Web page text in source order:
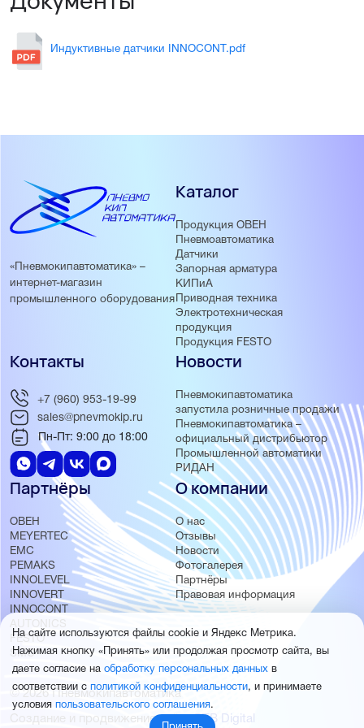
Бесконтактное обнаружение металлических объектов
Дистанция срабатывания 10 мм
Выход PNP NO для простого подключения
Корпус M30 с удобным монтажом
Индуктивные датчики INNOCONT.pdf
«Пневмокипавтоматика» –
интернет-магазин
промышленного оборудования
Каталог
Продукция ОВЕН
Пневмоавтоматика
Датчики
Запорная арматура
КИПиА
Приводная техника
Электротехническая
продукция
Продукция FESTO
Новости
Пневмокипавтоматика
запустила розничные продажи
Пневмокипавтоматика –
официальный дистрибьютор
Промышленной автоматики
РИДАН
Партнёры
ОВЕН
MEYERTEC
EMC
PEMAKS
INNOLEVEL
INNOVERT
INNOCONT
AUTONICS
FESTO
SMC
О компании
О нас
Отзывы
Новости
Фотогалерея
Партнёры
Правовая информация
Контакты
+7 (960) 953-19-99
sales@pnevmokip.ru
Пн-Пт: 9:00 до 18:00
© 2026 Пневмокипавтоматика
Создание и продвижение сайта BTB Digital
На сайте используются файлы cookie и Яндекс Метрика.
Нажимая кнопку «Принять» или продолжая просмотр сайта, вы
даете согласие на обработку персональных данных в
соответствии с политикой конфиденциальности, и принимаете
условия пользовательского соглашения.